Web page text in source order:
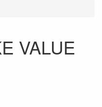
VALUE